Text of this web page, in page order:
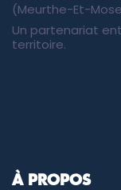
(Meurthe-Et-
Un partenariat
territoire.
À PROPOS